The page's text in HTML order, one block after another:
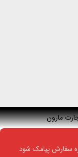
مارون
سفارش پیامک شود